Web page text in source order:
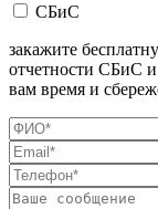
СБиС
закажите
отчетности СБиС и
вам время и